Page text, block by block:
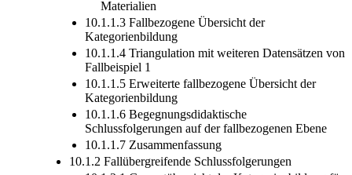
10.1.1.2.6 Nicht zuzuordnende Aussagen und
Materialien
10.1.1.3 Fallbezogene Übersicht der
Kategorienbildung
10.1.1.4 Triangulation mit weiteren Datensätzen von
Fallbeispiel 1
10.1.1.5 Erweiterte fallbezogene Übersicht der
Kategorienbildung
10.1.1.6 Begegnungsdidaktische
Schlussfolgerungen auf der fallbezogenen Ebene
10.1.1.7 Zusammenfassung